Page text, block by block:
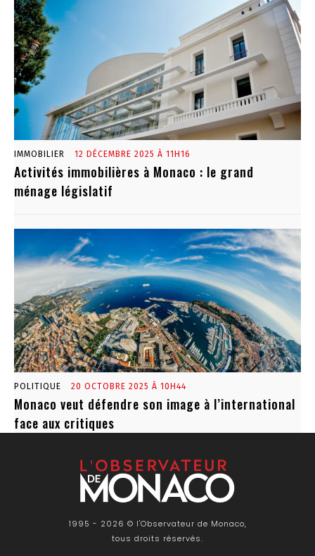
IMMOBILIER 12 DÉCEMBRE 2025 À 11H16
Activités immobilières à Monaco : le grand
ménage législatif
POLITIQUE 20 OCTOBRE 2025 À 10H44
Monaco veut défendre son image à l’international
face aux critiques
1995 - 2026 © l'Observateur de Monaco,
tous droits réservés.